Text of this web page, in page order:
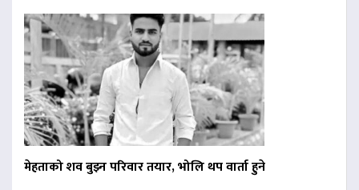
मेहताको शव बुझ्न परिवार तयार, भोलि थप वार्ता हुने